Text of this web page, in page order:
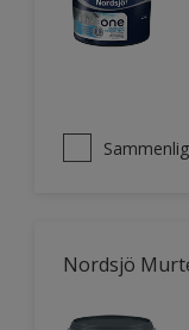
Nordsjö